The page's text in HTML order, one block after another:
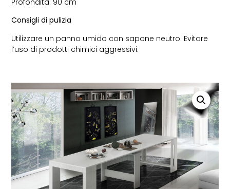
Consigli di pulizia
Utilizzare un panno umido con sapone neutro. Evitare
l’uso di prodotti chimici aggressivi.